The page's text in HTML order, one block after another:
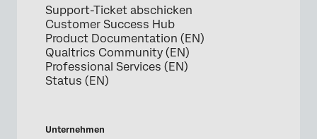
Support-Ticket abschicken
Customer Success Hub
Product Documentation (EN)
Qualtrics Community (EN)
Professional Services (EN)
Status (EN)
Unternehmen